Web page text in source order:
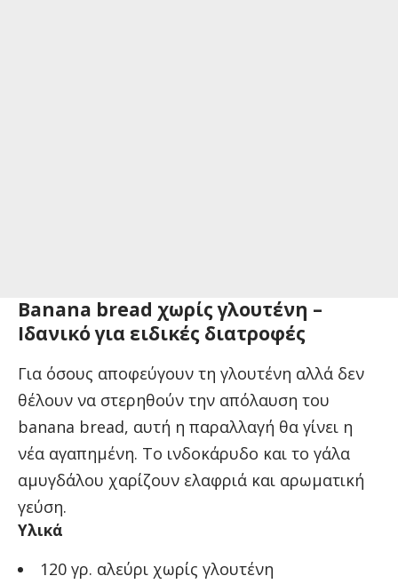
Banana bread χωρίς γλουτένη –
Ιδανικό για ειδικές διατροφές
Για όσους αποφεύγουν τη γλουτένη αλλά δεν
θέλουν να στερηθούν την απόλαυση του
banana bread, αυτή η παραλλαγή θα γίνει η
νέα αγαπημένη. Το ινδοκάρυδο και το γάλα
αμυγδάλου χαρίζουν ελαφριά και αρωματική
γεύση.
Υλικά
120 γρ. αλεύρι χωρίς γλουτένη